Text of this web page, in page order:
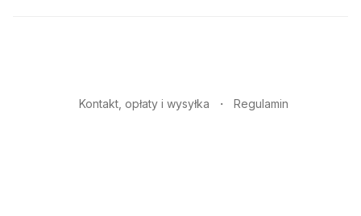
Kontakt, opłaty i wysyłka Regulamin